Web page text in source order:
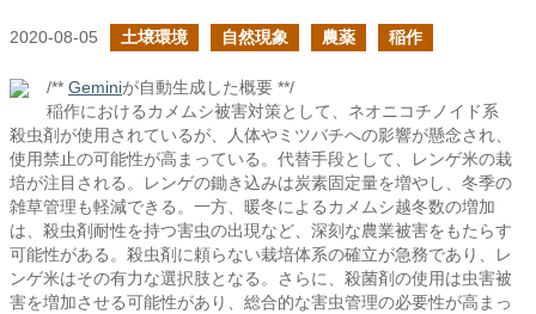
2020-08-05 土壌環境 自然現象 農薬 稲作
/** Geminiが自動生成した概要 **/
稲作におけるカメムシ被害対策として、ネオニコチノイド系
殺虫剤が使用されているが、人体やミツバチへの影響が懸念され、
使用禁止の可能性が高まっている。代替手段として、レンゲ米の栽
培が注目される。レンゲの鋤き込みは炭素固定量を増やし、冬季の
雑草管理も軽減できる。一方、暖冬によるカメムシ越冬数の増加
は、殺虫剤耐性を持つ害虫の出現など、深刻な農業被害をもたらす
可能性がある。殺虫剤に頼らない栽培体系の確立が急務であり、レ
ンゲ米はその有力な選択肢となる。さらに、殺菌剤の使用は虫害被
害を増加させる可能性があり、総合的な害虫管理の必要性が高まっ